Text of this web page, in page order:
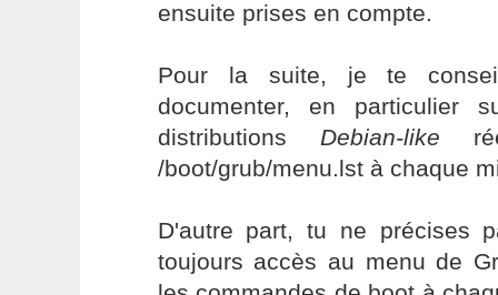
ensuite prises en compte.
Pour la suite, je te
documenter, en particulier
distributions Debian-like
/boot/grub/menu.lst à chaque
D'autre part, tu ne précises
toujours accès au menu de